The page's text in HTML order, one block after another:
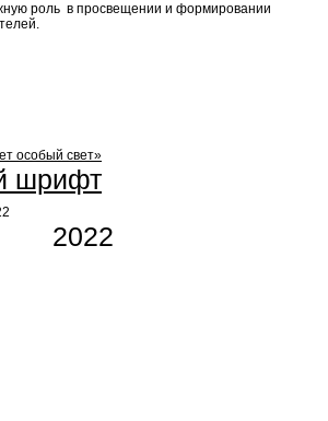
роль в просвещении и формировании
особый свет»
шрифт
2022